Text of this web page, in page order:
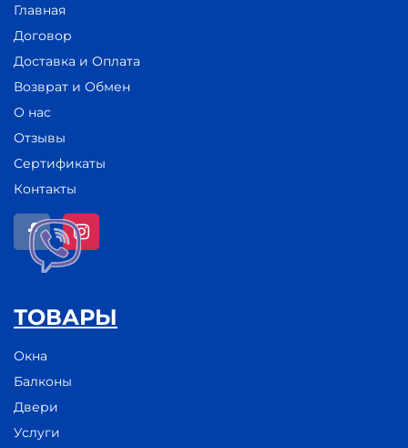
Главная
Договор
Доставка и Оплата
Возврат и Обмен
О нас
Отзывы
Сертификаты
Контакты
ТОВАРЫ
Окна
Балконы
Двери
Услуги